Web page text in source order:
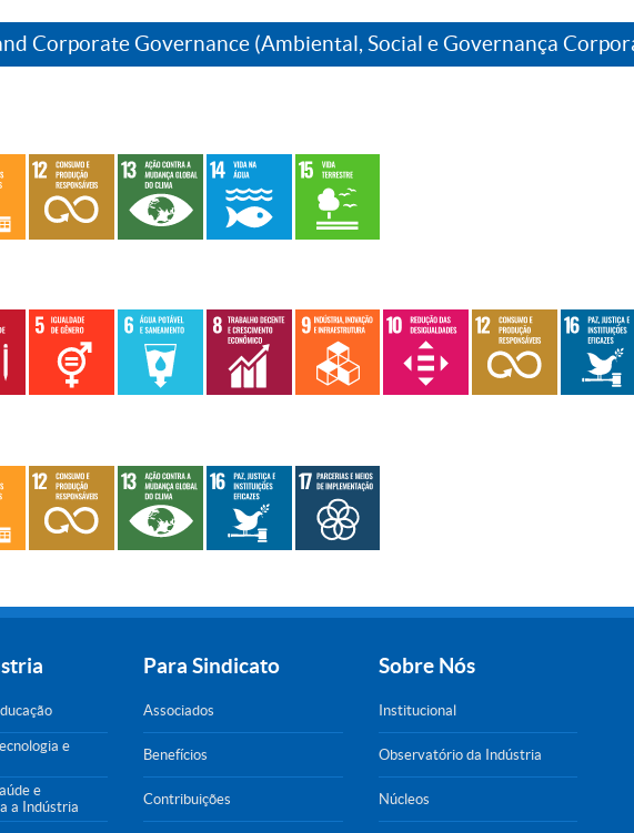
Corporate Governance (Ambiental, Social e Governança
e
e
a Indústria
Para Sindicato
Associados
Benefícios
Contribuições
Sobre Nós
Institucional
Observatório da Indústria
Núcleos